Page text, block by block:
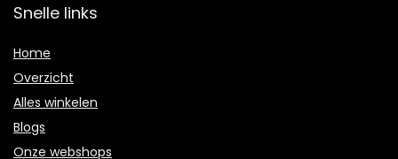
Snelle links
Home
Overzicht
Alles winkelen
Blogs
Onze webshops